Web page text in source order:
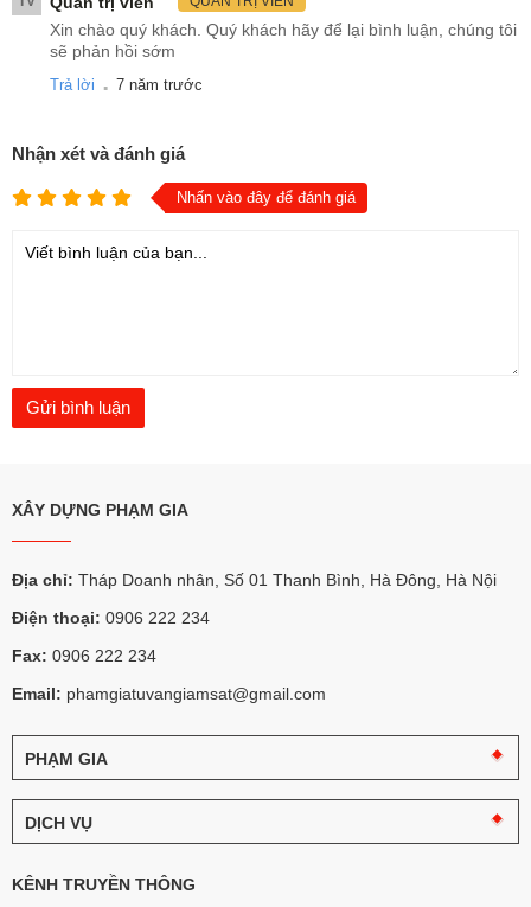
Xin chào quý khách. Quý khách hãy để lại bình luận, chúng tôi
sẽ phản hồi sớm
Trả lời . 7 năm trước
Nhận xét và đánh giá
Nhấn vào đây để đánh giá
XÂY DỰNG PHẠM GIA
Địa chỉ: Tháp Doanh nhân, Số 01 Thanh Bình, Hà Đông, Hà Nội
Điện thoại: 0906 222 234
Fax: 0906 222 234
Email: phamgiatuvangiamsat@gmail.com
PHẠM GIA
chuyện
Phạm
Logo
DỊCH VỤ
vấn
KÊNH TRUYỀN THÔNG